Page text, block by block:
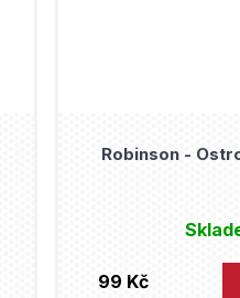
Robinson -
99 Kč